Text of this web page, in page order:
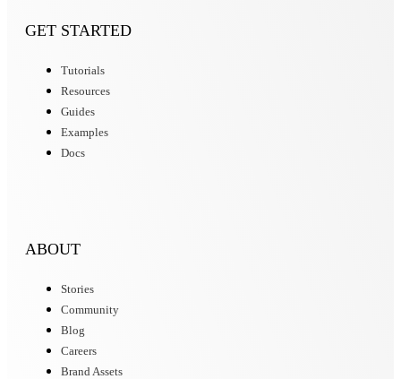
GET STARTED
Tutorials
Resources
Guides
Examples
Docs
ABOUT
Stories
Community
Blog
Careers
Brand Assets